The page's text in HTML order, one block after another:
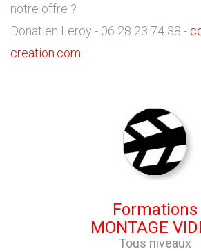
notre offre ?
Donatien Leroy - 06 28 23 74 38 -
creation.com
Formations
MONTAGE
Tous niveaux